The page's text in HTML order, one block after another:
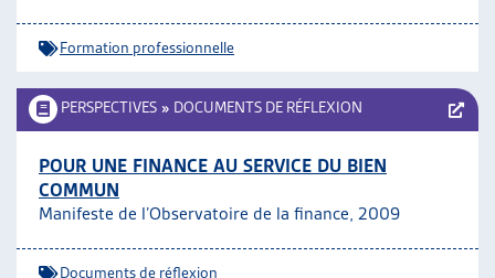
Formation professionnelle
PERSPECTIVES » DOCUMENTS DE RÉFLEXION
POUR UNE FINANCE AU SERVICE DU BIEN
COMMUN
Manifeste de l’Observatoire de la finance, 2009
Documents de réflexion